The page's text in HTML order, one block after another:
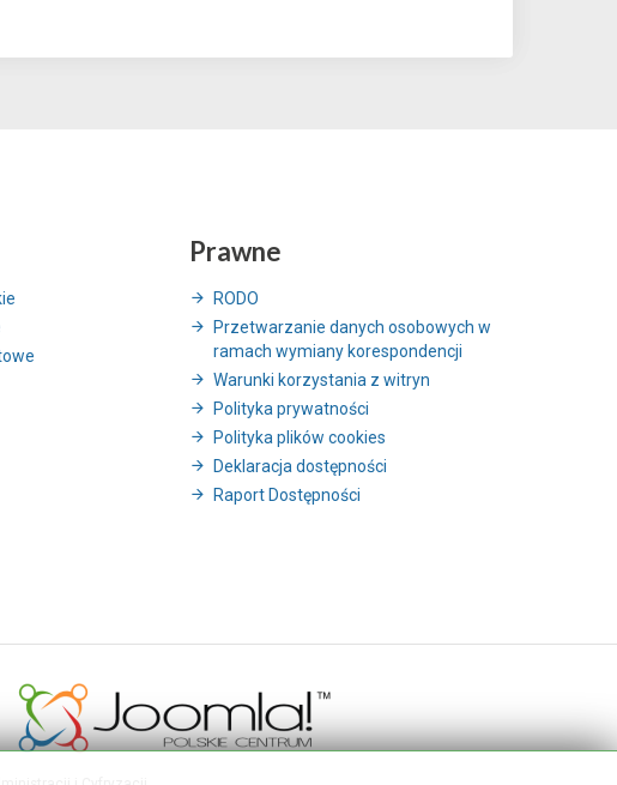
Prawne
RODO
Przetwarzanie danych osobowych w
ramach wymiany korespondencji
Warunki korzystania z witryn
Polityka prywatności
Polityka plików cookies
Deklaracja dostępności
Raport Dostępności